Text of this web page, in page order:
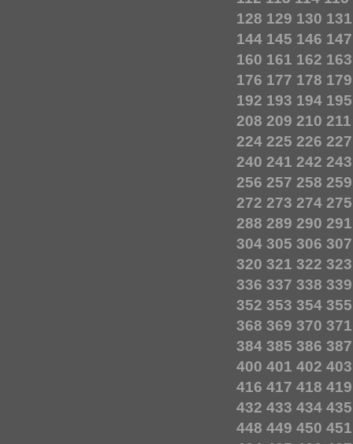
128 129 130 131
144 145 146 147
160 161 162 163
176 177 178 179
192 193 194 195
208 209 210 211
224 225 226 227
240 241 242 243
256 257 258 259
272 273 274 275
288 289 290 291
304 305 306 307
320 321 322 323
336 337 338 339
352 353 354 355
368 369 370 371
384 385 386 387
400 401 402 403
416 417 418 419
432 433 434 435
448 449 450 451